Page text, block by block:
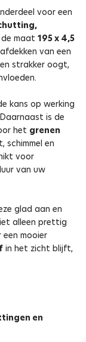
voor een
maat 195x 4,5
van een
strakker oogt,
kans op werking
is de
het grenen
schimmel en
voor
van uw
glad aan en
alleen prettig
mooier
in het zicht blijft,
en